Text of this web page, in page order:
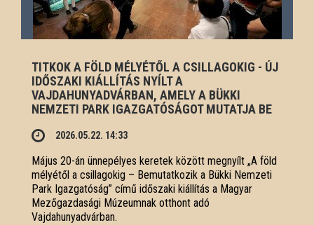
TITKOK A FÖLD MÉLYÉTŐL A CSILLAGOKIG - ÚJ
IDŐSZAKI KIÁLLÍTÁS NYÍLT A
VAJDAHUNYADVÁRBAN, AMELY A BÜKKI
NEMZETI PARK IGAZGATÓSÁGOT MUTATJA BE
2026.05.22. 14:33
Május 20-án ünnepélyes keretek között megnyílt „A föld
mélyétől a csillagokig – Bemutatkozik a Bükki Nemzeti
Park Igazgatóság” című időszaki kiállítás a Magyar
Mezőgazdasági Múzeumnak otthont adó
Vajdahunyadvárban.